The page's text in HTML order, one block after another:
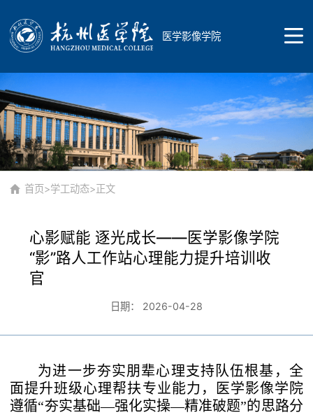
医学影像学院
首页
学院概况
学院简介
联系我们
师资队伍
名师风采
教学科研动态
党群工作
首页>学工动态>正文
心影赋能 逐光成长——医学影像学院
“影”路人工作站心理能力提升培训收
官
日期： 2026-04-28
为进一步夯实朋辈心理支持队伍根基， 全
面提升班级心理帮扶专业能力，医学影像学院
遵循“夯实基础—强化实操—精准破题”的思路分